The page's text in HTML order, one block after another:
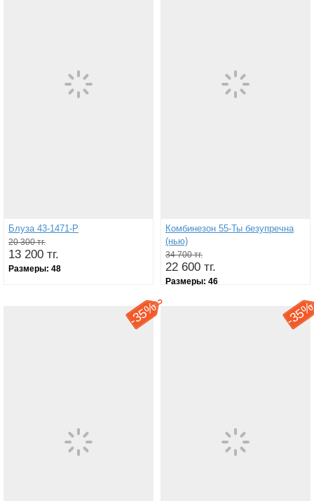
Блуза 43-1471-Р
20 300 тг.
13 200 тг.
Размеры: 48
Комбинезон 55-Ты безупречна
(нью)
34 700 тг.
22 600 тг.
Размеры: 46
-
35% -